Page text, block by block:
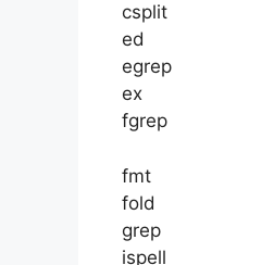
csplit
ed
egrep
ex
fgrep
fmt
fold
grep
ispell